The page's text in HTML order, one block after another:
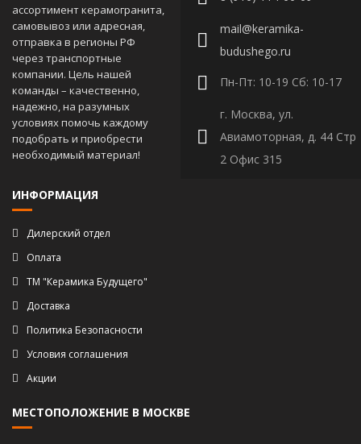
ассортимент керамогранита,
самовывоз или адресная,
отправка в регионы РФ
через транспортные
компании. Цель нашей
команды – качественно,
надежно, на разумных
условиях помочь каждому
подобрать и приобрести
необходимый материал!
mail@keramika-
budushego.ru
Пн-Пт: 10-19 Сб: 10-17
г. Москва, ул.
Авиамоторная, д. 44 Стр
2 Офис 315
ИНФОРМАЦИЯ
Дилерский отдел
Оплата
ТМ "Керамика Будущего"
Доставка
Политика Безопасности
Условия соглашения
Акции
МЕСТОПОЛОЖЕНИЕ В МОСКВЕ